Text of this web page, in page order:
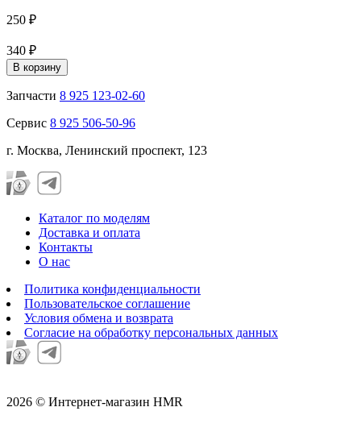
250 ₽
340 ₽
В корзину
Запчасти 8 925 123-02-60
Сервис 8 925 506-50-96
г. Москва, Ленинский проспект, 123
Каталог по моделям
Доставка и оплата
Контакты
О нас
Политика конфиденциальности
Пользовательское соглашение
Условия обмена и возврата
Согласие на обработку персональных данных
2026 © Интернет-магазин HMR